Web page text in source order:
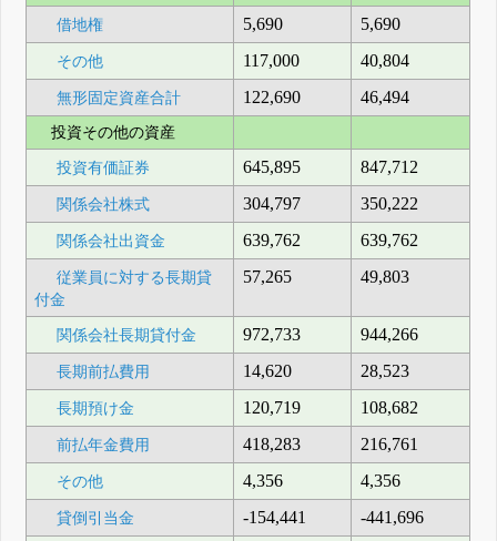
借地権 5,690 5,690
その他 117,000 40,804
無形固定資産合計 122,690 46,494
投資その他の資産
投資有価証券 645,895 847,712
関係会社株式 304,797 350,222
関係会社出資金 639,762 639,762
従業員に対する長期貸
付金
57,265 49,803
関係会社長期貸付金 972,733 944,266
長期前払費用 14,620 28,523
長期預け金 120,719 108,682
前払年金費用 418,283 216,761
その他 4,356 4,356
貸倒引当金 -154,441 -441,696